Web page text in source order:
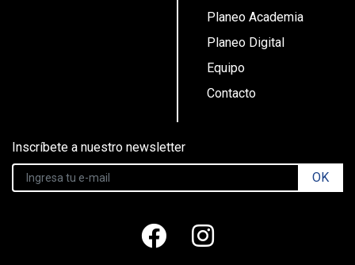
Planeo Academia
Planeo Digital
Equipo
Contacto
Inscríbete a nuestro newsletter
OK